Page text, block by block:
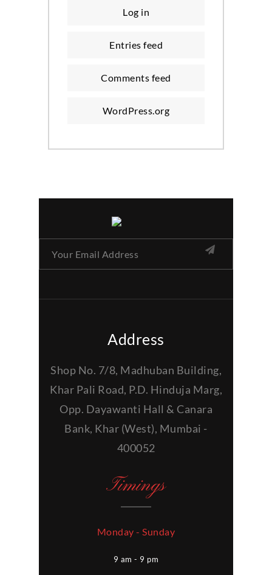
Log in
Entries feed
Comments feed
WordPress.org
Address
Shop No. 7/8, Madhuban Building,
Khar Pali Road, P.D. Hinduja Marg,
Opp. Dayawanti Hall & Canara
Bank, Khar (West), Mumbai -
400052
Timings
Monday - Sunday
9 am - 9 pm